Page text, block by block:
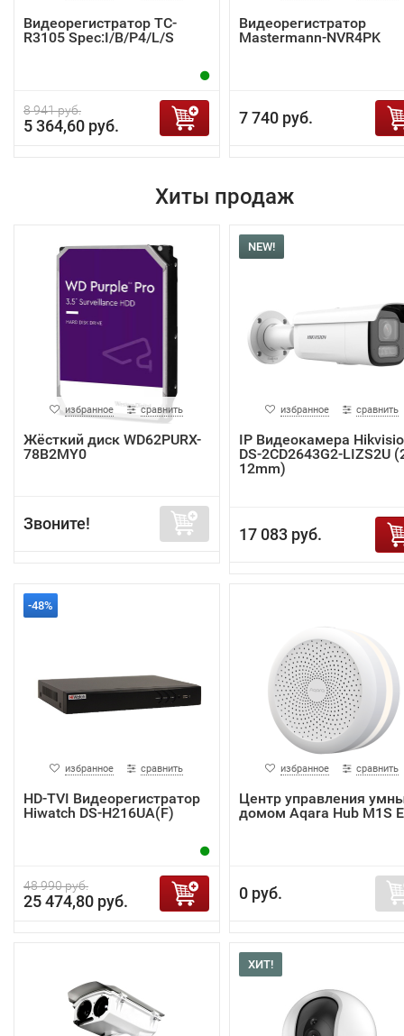
Видеорегистратор TC-
R3105 Spec:I/B/P4/L/S
8 941 руб.
5 364,60 руб.
Видеорегистратор
Mastermann-NVR4PK
7 740 руб.
Хиты продаж
избранное сравнить
Жёсткий диск WD62PURX-
78B2MY0
Звоните!
NEW!
избранное сравнить
IP Видеокамера
DS-2CD2643G2-LIZS2U
12mm)
17 083 руб.
-48%
избранное сравнить
HD-TVI Видеорегистратор
Hiwatch DS-H216UA(F)
48 990 руб.
25 474,80 руб.
избранное сравнить
Центр управления
домом Aqara Hub M1S
0 руб.
ХИТ!